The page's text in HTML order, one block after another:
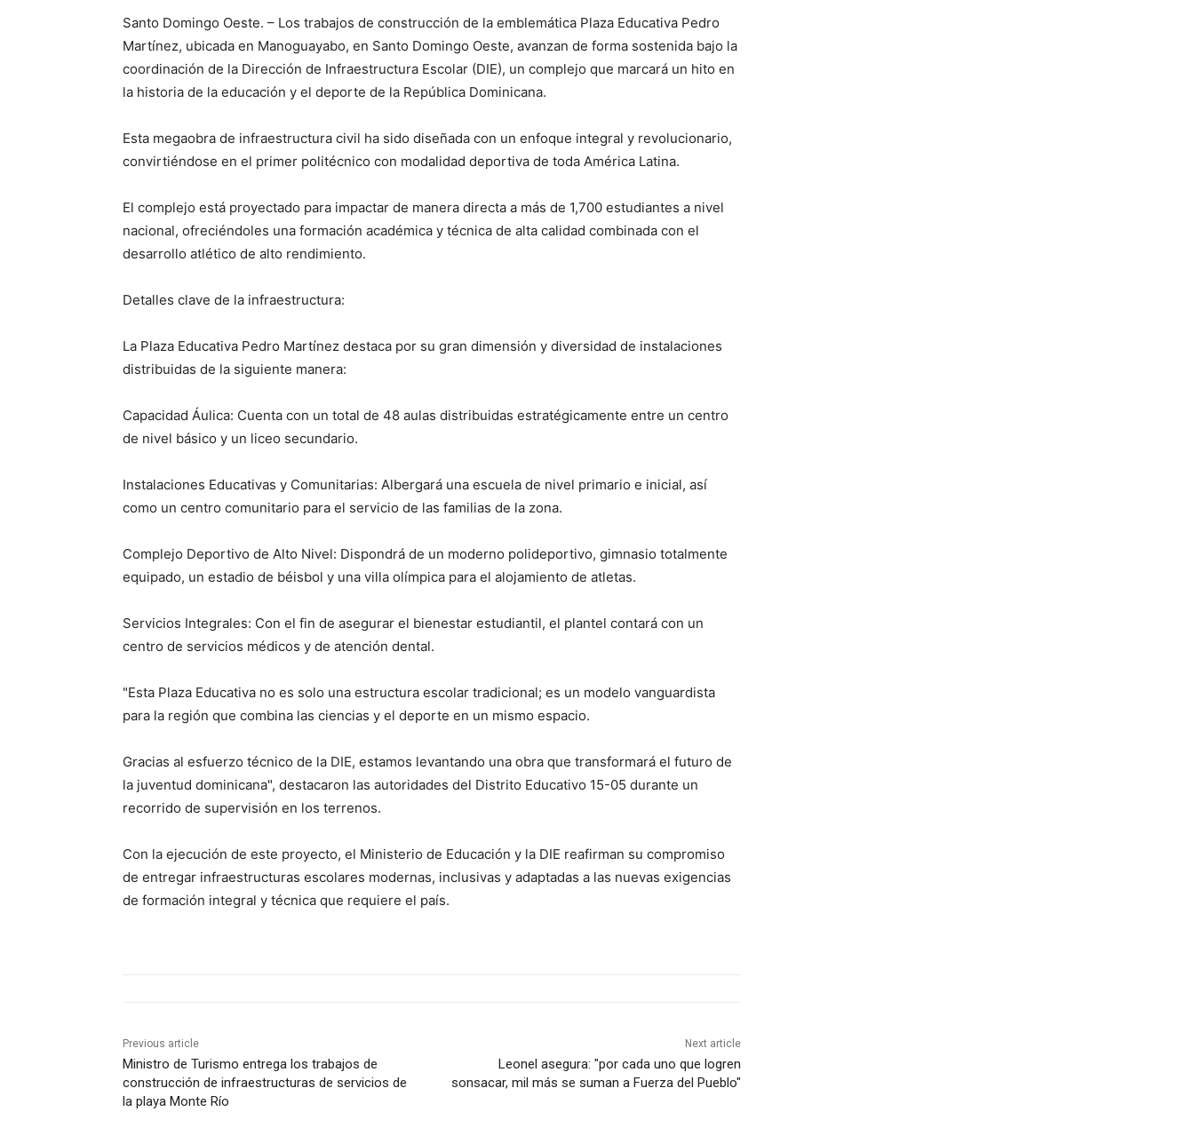
​Santo Domingo Oeste. – Los trabajos de construcción de la emblemática Plaza Educativa Pedro
Martínez, ubicada en Manoguayabo, en Santo Domingo Oeste, avanzan de forma sostenida bajo la
coordinación de la Dirección de Infraestructura Escolar (DIE), un complejo que marcará un hito en
la historia de la educación y el deporte de la República Dominicana.
​Esta megaobra de infraestructura civil ha sido diseñada con un enfoque integral y revolucionario,
convirtiéndose en el primer politécnico con modalidad deportiva de toda América Latina.
El complejo está proyectado para impactar de manera directa a más de 1,700 estudiantes a nivel
nacional, ofreciéndoles una formación académica y técnica de alta calidad combinada con el
desarrollo atlético de alto rendimiento.
​Detalles clave de la infraestructura:
​La Plaza Educativa Pedro Martínez destaca por su gran dimensión y diversidad de instalaciones
distribuidas de la siguiente manera:
​Capacidad Áulica: Cuenta con un total de 48 aulas distribuidas estratégicamente entre un centro
de nivel básico y un liceo secundario.
​Instalaciones Educativas y Comunitarias: Albergará una escuela de nivel primario e inicial, así
como un centro comunitario para el servicio de las familias de la zona.
​Complejo Deportivo de Alto Nivel: Dispondrá de un moderno polideportivo, gimnasio totalmente
equipado, un estadio de béisbol y una villa olímpica para el alojamiento de atletas.
​Servicios Integrales: Con el fin de asegurar el bienestar estudiantil, el plantel contará con un
centro de servicios médicos y de atención dental.
​"Esta Plaza Educativa no es solo una estructura escolar tradicional; es un modelo vanguardista
para la región que combina las ciencias y el deporte en un mismo espacio.
Gracias al esfuerzo técnico de la DIE, estamos levantando una obra que transformará el futuro de
la juventud dominicana", destacaron las autoridades del Distrito Educativo 15-05 durante un
recorrido de supervisión en los terrenos.
​Con la ejecución de este proyecto, el Ministerio de Educación y la DIE reafirman su compromiso
de entregar infraestructuras escolares modernas, inclusivas y adaptadas a las nuevas exigencias
de formación integral y técnica que requiere el país.
Previous article
Ministro de Turismo entrega los trabajos de
construcción de infraestructuras de servicios de
la playa Monte Río
Next article
Leonel asegura: "por cada uno que logren
sonsacar, mil más se suman a Fuerza del Pueblo"